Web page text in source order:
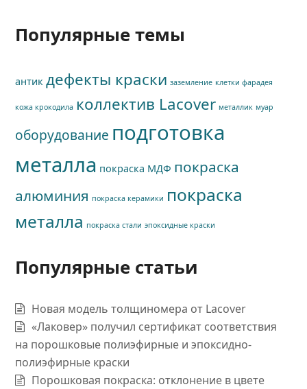
Популярные темы
антик дефекты краски заземление клетки фарадея
кожа крокодила коллектив Lacover металлик муар
оборудование подготовка
металла покраска МДФ покраска
алюминия покраска керамики покраска
металла покраска стали эпоксидные краски
Популярные статьи
Новая модель толщиномера от Lacover
«Лаковер» получил сертификат соответствия
на порошковые полиэфирные и эпоксидно-
полиэфирные краски
Порошковая покраска: отклонение в цвете